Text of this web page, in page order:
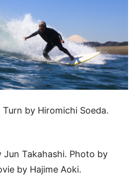
by Hiromichi Soeda.
Jun Takahashi. Photo by
by Hajime Aoki.